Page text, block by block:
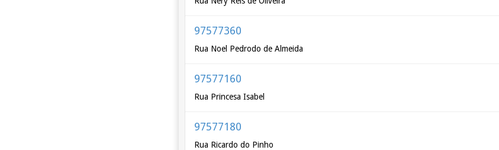
97577360
Rua Noel Pedrodo de Almeida
97577160
Rua Princesa Isabel
97577180
Rua Ricardo do Pinho